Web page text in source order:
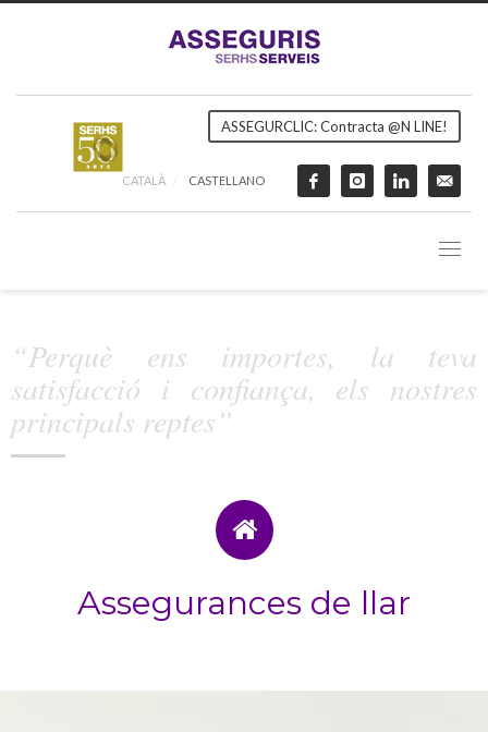
ASSEGURCLIC: Contracta @N LINE!
CATALÀ CASTELLANO
“Perquè ens importes, la teva
satisfacció i confiança, els nostres
principals reptes”
Assegurances de llar